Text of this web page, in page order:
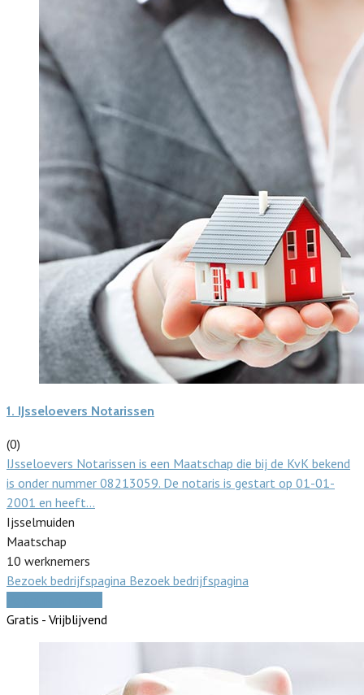
1. IJsseloevers Notarissen
(0)
IJsseloevers Notarissen is een Maatschap die bij de KvK bekend
is onder nummer 08213059. De notaris is gestart op 01-01-
2001 en heeft…
Ijsselmuiden
Maatschap
10 werknemers
Bezoek bedrijfspagina Bezoek bedrijfspagina
Gratis - Vrijblijvend